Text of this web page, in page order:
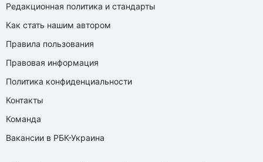
Редакционная политика и стандарты
Как стать нашим автором
Правила пользования
Правовая информация
Политика конфиденциальности
Контакты
Команда
Вакансии в РБК-Украина